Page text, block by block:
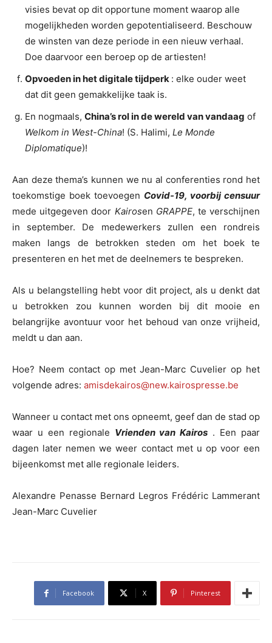
visies bevat op dit opportune moment waarop alle
mogelijkheden worden gepotentialiseerd. Beschouw
de winsten van deze periode in een nieuw verhaal.
Doe daarvoor een beroep op de artiesten!
Opvoeden in het digitale tijdperk : elke ouder weet
dat dit geen gemakkelijke taak is.
En nogmaals, China’s rol in de wereld van vandaag of
Welkom in West-China! (S. Halimi, Le Monde
Diplomatique)!
Aan deze thema’s kunnen we nu al conferenties rond het
toekomstige boek toevoegen Covid-19, voorbij censuur
mede uitgegeven door Kairosen GRAPPE, te verschijnen
in september. De medewerkers zullen een rondreis
maken langs de betrokken steden om het boek te
presenteren en het met de deelnemers te bespreken.
Als u belangstelling hebt voor dit project, als u denkt dat
u betrokken zou kunnen worden bij dit mooie en
belangrijke avontuur voor het behoud van onze vrijheid,
meldt u dan aan.
Hoe? Neem contact op met Jean-Marc Cuvelier op het
volgende adres: amisdekairos@new.kairospresse.be
Wanneer u contact met ons opneemt, geef dan de stad op
waar u een regionale Vrienden van Kairos . Een paar
dagen later nemen we weer contact met u op voor een
bijeenkomst met alle regionale leiders.
Alexandre Penasse Bernard Legros Frédéric Lammerant
Jean-Marc Cuvelier
Facebook X Pinterest